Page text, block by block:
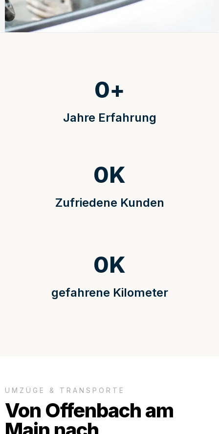
Jahre Erfahrung
0+
Zufriedene Kunden
0K
gefahrene Kilometer
0K
UMZÜGE & TRANSPORTE
Von Offenbach am